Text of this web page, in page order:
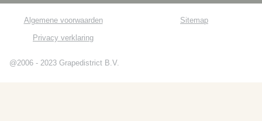
Algemene voorwaarden
Privacy verklaring
Sitemap
@2006 - 2023 Grapedistrict B.V.